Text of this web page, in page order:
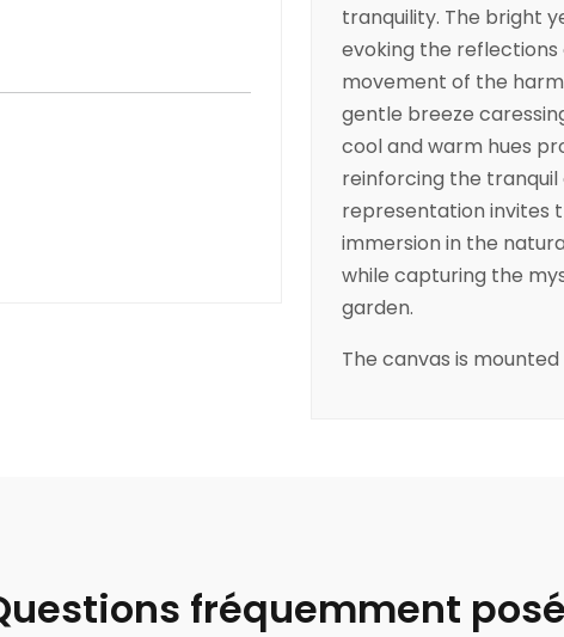
tranquility. The bright
evoking the reflections
movement of the
gentle breeze
cool and warm hues
reinforcing the
representation invites
immersion in the
while capturing the
garden.
The canvas is
fréquemment